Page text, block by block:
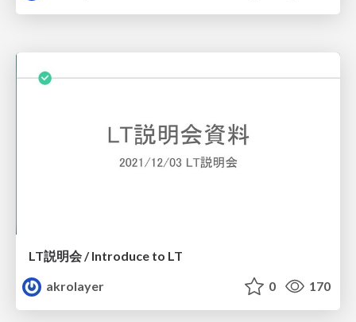
LT説明会 / Introduce to LT
akrolayer
0 170